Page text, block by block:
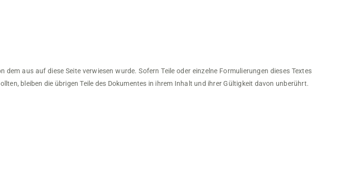
aus auf diese Seite verwiesen wurde. Sofern Teile oder einzelne Formulierungen dieses Textes
bleiben die übrigen Teile des Dokumentes in ihrem Inhalt und ihrer Gültigkeit davon unberührt.